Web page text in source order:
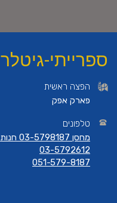
ספרייתי-גיטלר
הפצה ראשית
פארק אפק
טלפונים
מחסן 03-5798187 חנות
03-5792612
051-579-8187